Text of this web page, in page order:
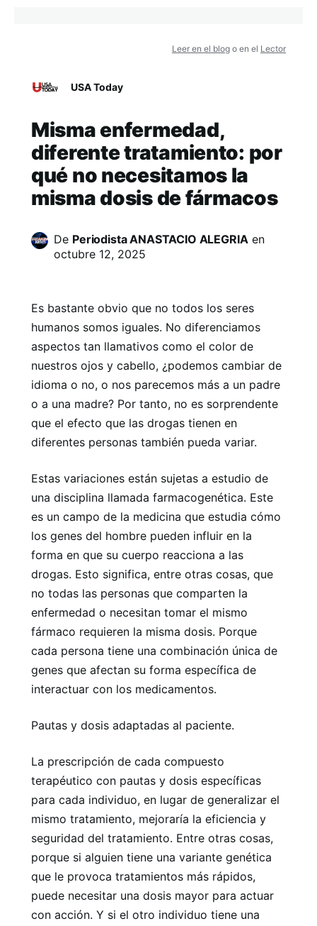
Leer en el blog o en el Lector
USA Today
Misma enfermedad,
diferente tratamiento: por
qué no necesitamos la
misma dosis de fármacos
De Periodista ANASTACIO ALEGRIAen
octubre 12, 2025
Es bastante obvio que no todos los seres
humanos somos iguales. No diferenciamos
aspectos tan llamativos como el color de
nuestros ojos y cabello, ¿podemos cambiar de
idioma o no, o nos parecemos más a un padre
o a una madre? Por tanto, no es sorprendente
que el efecto que las drogas tienen en
diferentes personas también pueda variar.
Estas variaciones están sujetas a estudio de
una disciplina llamada farmacogenética. Este
es un campo de la medicina que estudia cómo
los genes del hombre pueden influir en la
forma en que su cuerpo reacciona a las
drogas. Esto significa, entre otras cosas, que
no todas las personas que comparten la
enfermedad o necesitan tomar el mismo
fármaco requieren la misma dosis. Porque
cada persona tiene una combinación única de
genes que afectan su forma específica de
interactuar con los medicamentos.
Pautas y dosis adaptadas al paciente.
La prescripción de cada compuesto
terapéutico con pautas y dosis específicas
para cada individuo, en lugar de generalizar el
mismo tratamiento, mejoraría la eficiencia y
seguridad del tratamiento. Entre otras cosas,
porque si alguien tiene una variante genética
que le provoca tratamientos más rápidos,
puede necesitar una dosis mayor para actuar
con acción. Y si el otro individuo tiene una